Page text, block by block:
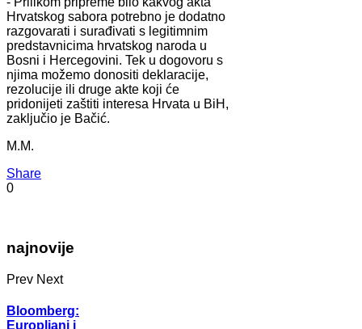
Hrvatskog sabora potrebno je dodatno
razgovarati i surađivati s legitimnim
predstavnicima hrvatskog naroda u
Bosni i Hercegovini. Tek u dogovoru s
njima možemo donositi deklaracije,
rezolucije ili druge akte koji će
pridonijeti zaštiti interesa Hrvata u BiH,
zaključio je Bačić.
M.M.
Share
0
najnovije
Prev Next
Bloomberg:
Europljani i